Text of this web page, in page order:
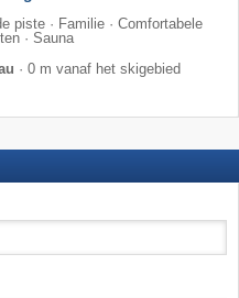
piste · Familie · Comfortabele
· Sauna
· 0 m vanaf het skigebied